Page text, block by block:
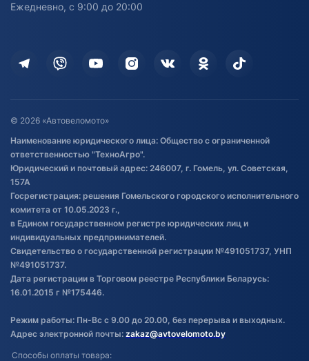
Доставка
Дополнительные услуги
Оставить отзыв
Договор публичной оферты
Обработка файлов cookie
Постановка транспорта на учет
Обновления в ЭПТС 2024
Здоровье
Ежедневно, с 9:00 до 20:00
© 2026 «Автовеломото»
Наименование юридического лица: Общество с ограниченной
ответственностью "ТехноАгро".
Юридический и почтовый адрес: 246007, г. Гомель, ул. Советская,
157А
Госрегистрация: решения Гомельского городского исполнительного
комитета от 10.05.2023 г.,
в Едином государственном регистре юридических лиц и
индивидуальных предпринимателей.
Свидетельство о государственной регистрации №491051737, УНП
№491051737.
Дата регистрации в Торговом реестре Республики Беларусь:
16.01.2015 г №175446.
Режим работы: Пн-Вс с 9.00 до 20.00, без перерыва и выходных.
Адрес электронной почты: zakaz@avtovelomoto.by
Способы оплаты товара: